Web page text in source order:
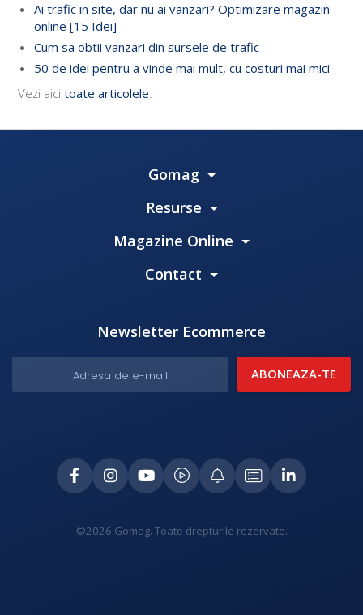
Ai trafic in site, dar nu ai vanzari? Optimizare magazin
online [15 Idei]
Cum sa obtii vanzari din sursele de trafic
50 de idei pentru a vinde mai mult, cu costuri mai mici
Vezi aici toate articolele.
Gomag
Resurse
Magazine Online
Contact
Newsletter Ecommerce
©2026 Gomag. Toate drepturile rezervate.